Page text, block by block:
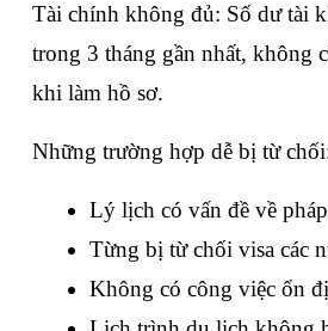
Tài chính không đủ: Số dư tài
trong 3 tháng gần nhất, không
khi làm hồ sơ.
Những trường hợp dễ bị từ
Lý lịch có vấn đề về
Từng bị từ chối visa các
Không có công việc ổn